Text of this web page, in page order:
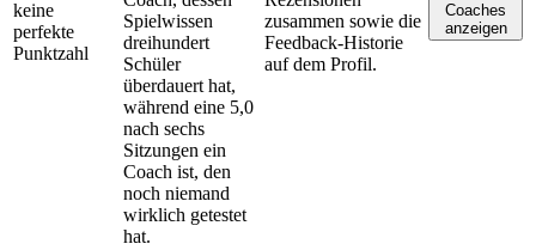
keine
perfekte
Punktzahl
Spielwissen
dreihundert
Schüler
überdauert hat,
während eine 5,0
nach sechs
Sitzungen ein
Coach ist, den
noch niemand
wirklich getestet
hat.
zusammen sowie die
Feedback-Historie
auf dem Profil.
Coaches
anzeigen